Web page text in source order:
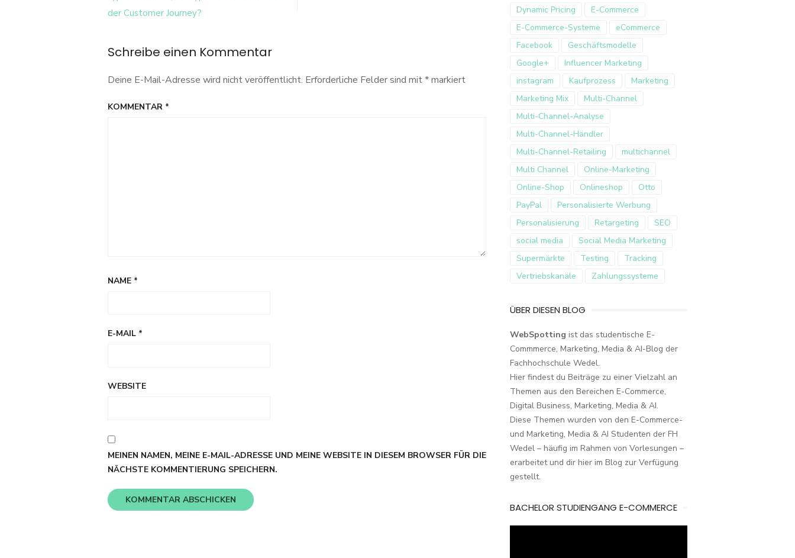
online-
der Customer Journey?
Schreibe einen Kommentar
Deine E-Mail-Adresse wird nicht veröffentlicht. Erforderliche Felder sind mit*markiert
KOMMENTAR *
NAME *
E-MAIL *
WEBSITE
MEINEN NAMEN, MEINE E-MAIL-ADRESSE UND MEINE WEBSITE IN DIESEM BROWSER FÜR DIE
NÄCHSTE KOMMENTIERUNG SPEICHERN.
Dynamic Pricing
E-Commerce
E-Commerce-Systeme
eCommerce
Facebook
Geschäftsmodelle
Google+
Influencer Marketing
instagram
Kaufprozess
Marketing
Marketing Mix
Multi-Channel
Multi-Channel-Analyse
Multi-Channel-Händler
Multi-Channel-Retailing
multichannel
Multi Channel
Online-Marketing
Online-Shop
Onlineshop
Otto
PayPal
Personalisierte Werbung
Personalisierung
Retargeting
SEO
social media
Social Media Marketing
Supermärkte
Testing
Tracking
Vertriebskanäle
Zahlungssysteme
ÜBER DIESEN BLOG
WebSpotting ist das studentische E-
Commmerce, Marketing, Media & AI-Blog der
Fachhochschule Wedel.
Hier findest du Beiträge zu einer Vielzahl an
Themen aus den Bereichen E-Commerce,
Digital Business, Marketing, Media & AI.
Diese Themen wurden von den E-Commerce-
und Marketing, Media & AI Studenten der FH
Wedel – häufig im Rahmen von Vorlesungen –
erarbeitet und dir hier im Blog zur Verfügung
gestellt.
BACHELOR STUDIENGANG E-COMMERCE